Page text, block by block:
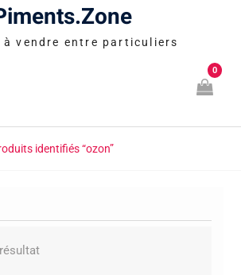
à vendre entre particuliers
0
identifiés “ozon”